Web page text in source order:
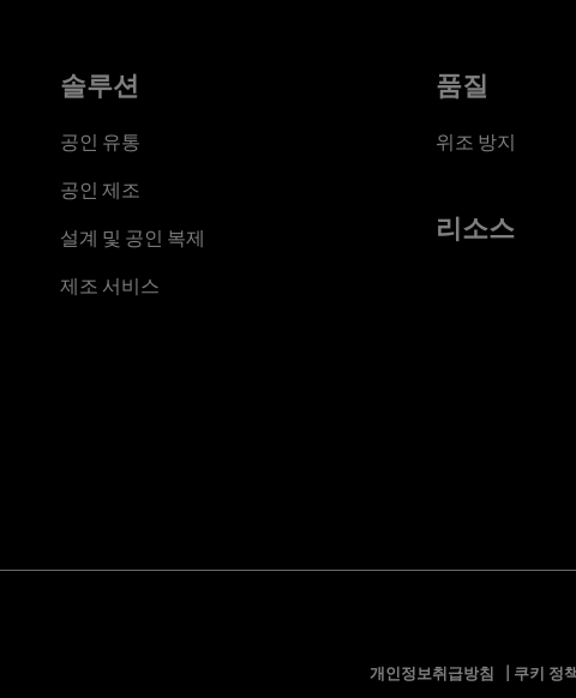
솔루션
공인 유통
공인 제조
설계 및 공인 복제
제조 서비스
품질
위조 방지
리소스
개인정보취급방침
쿠키 정